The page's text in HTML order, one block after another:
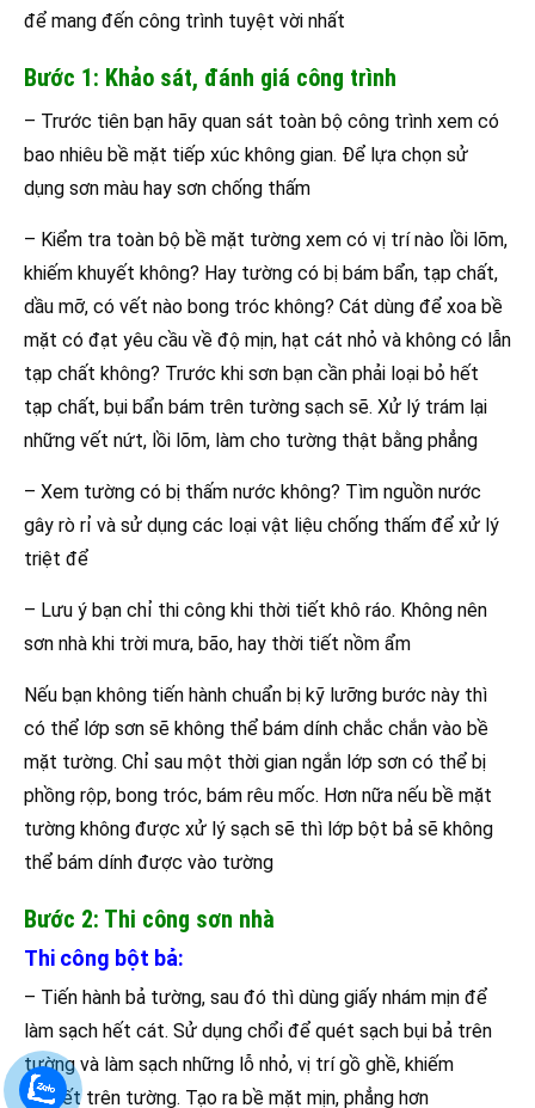
để mang đến công trình tuyệt vời nhất
Bước 1: Khảo sát, đánh giá công trình
– Trước tiên bạn hãy quan sát toàn bộ công trình xem có
bao nhiêu bề mặt tiếp xúc không gian. Để lựa chọn sử
dụng sơn màu hay sơn chống thấm
– Kiểm tra toàn bộ bề mặt tường xem có vị trí nào lồi lõm,
khiếm khuyết không? Hay tường có bị bám bẩn, tạp chất,
dầu mỡ, có vết nào bong tróc không? Cát dùng để xoa bề
mặt có đạt yêu cầu về độ mịn, hạt cát nhỏ và không có lẫn
tạp chất không? Trước khi sơn bạn cần phải loại bỏ hết
tạp chất, bụi bẩn bám trên tường sạch sẽ. Xử lý trám lại
những vết nứt, lồi lõm, làm cho tường thật bằng phẳng
– Xem tường có bị thấm nước không? Tìm nguồn nước
gây rò rỉ và sử dụng các loại vật liệu chống thấm để xử lý
triệt để
– Lưu ý bạn chỉ thi công khi thời tiết khô ráo. Không nên
sơn nhà khi trời mưa, bão, hay thời tiết nồm ẩm
Nếu bạn không tiến hành chuẩn bị kỹ lưỡng bước này thì
có thể lớp sơn sẽ không thể bám dính chắc chắn vào bề
mặt tường. Chỉ sau một thời gian ngắn lớp sơn có thể bị
phồng rộp, bong tróc, bám rêu mốc. Hơn nữa nếu bề mặt
tường không được xử lý sạch sẽ thì lớp bột bả sẽ không
thể bám dính được vào tường
Bước 2: Thi công sơn nhà
Thi công bột bả:
– Tiến hành bả tường, sau đó thì dùng giấy nhám mịn để
làm sạch hết cát. Sử dụng chổi để quét sạch bụi bả trên
tường và làm sạch những lỗ nhỏ, vị trí gồ ghề, khiếm
khuyết trên tường. Tạo ra bề mặt mịn, phẳng hơn